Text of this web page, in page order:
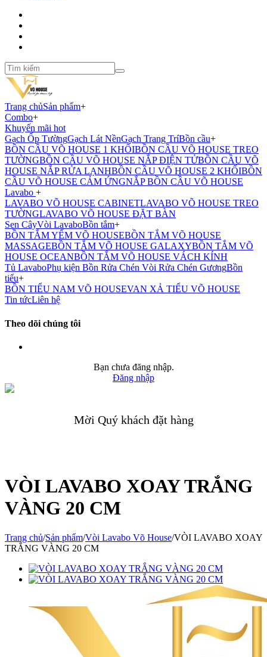
Trang chủSản phẩm+
Combo+
Khuyến mãi hot
Gạch Ốp TườngGạch Lát NềnGạch Trang TríBồn cầu+
BỒN CẦU VÕ HOUSE 1 KHỐIBỒN CẦU VÕ HOUSE TREO
TƯỜNGBỒN CẦU VÕ HOUSE NẮP ĐIỆN TỬBỒN CẦU VÕ
HOUSE NẮP RỬA LẠNHBỒN CẦU VÕ HOUSE 2 KHỐIBỒN
CẦU VÕ HOUSE CẢM ỨNGNẮP BỒN CẦU VÕ HOUSE
Lavabo +
LAVABO VÕ HOUSE CABINETLAVABO VÕ HOUSE TREO
TƯỜNGLAVABO VÕ HOUSE ĐẶT BÀN
Sen CâyVòi LavaboBồn tắm+
BỒN TẮM YẾM VÕ HOUSEBỒN TẮM VÕ HOUSE
MASSAGEBỒN TẮM VÕ HOUSE GALAXYBỒN TẮM VÕ
HOUSE OCEANBỒN TẮM VÕ HOUSE VÁCH KÍNH
Tủ LavaboPhụ kiện Bồn Rửa Chén Vòi Rửa Chén GươngBồn
tiểu+
BỒN TIỂU NAM VÕ HOUSEVAN XẢ TIỂU VÕ HOUSE
Tin tứcLiên hệ
Theo dõi chúng tôi
Bạn chưa đăng nhập.
Đăng nhập
Mời Quý khách đặt hàng
VÒI LAVABO XOAY TRẮNG
VÀNG 20 CM
Trang chủ/Sản phẩm/Vòi Lavabo Võ House/VÒI LAVABO XOAY
TRẮNG VÀNG 20 CM